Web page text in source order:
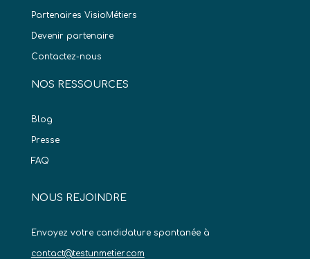
Partenaires VisioMétiers
Devenir partenaire
Contactez-nous
NOS RESSOURCES
Blog
Presse
FAQ
NOUS REJOINDRE
Envoyez votre candidature spontanée à
contact@testunmetier.com